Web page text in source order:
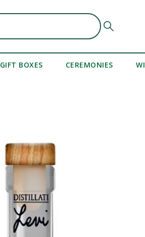
GIFT BOXES CEREMONIES